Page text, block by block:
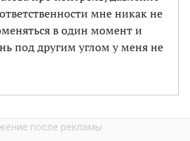
мне никак не
в один момент и
под другим углом у меня не